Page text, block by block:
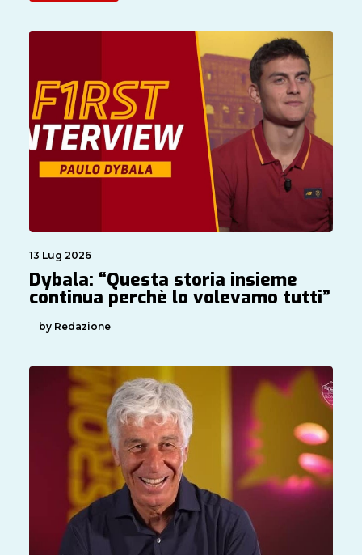
13 Lug 2026
Dybala: “Questa storia insieme
continua perchè lo volevamo tutti”
by Redazione